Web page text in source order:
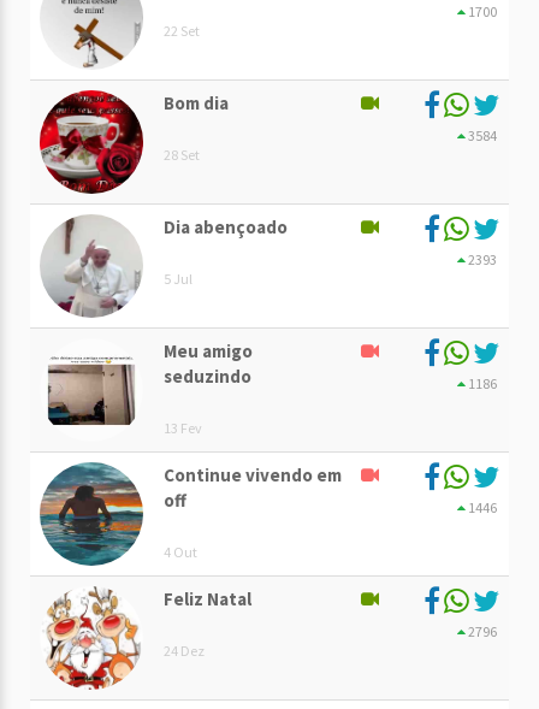
22 Set
1700
Bom dia
28 Set
3584
Dia abençoado
5 Jul
2393
Meu amigo
seduzindo
13 Fev
1186
Continue vivendo em
off
4 Out
1446
Feliz Natal
24 Dez
2796